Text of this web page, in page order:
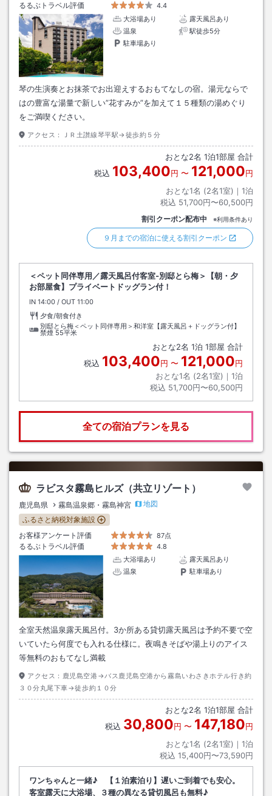
るるぶトラベル評価
4.4
大浴場あり
露天風呂あり
温泉
駅徒歩5分
駐車場あり
琴の生演奏とお抹茶でお出迎えするおもてなしの宿。湯元ならで
はの豊富な湯量で新しい”花すみか”を加えて１５種類の湯めぐり
をご満喫ください。
アクセス： ＪＲ土讃線琴平駅→徒歩約５分
おとな2名 1泊1部屋 合計
税込 103,400円 〜 121,000円
おとな1名 (2名1室)｜ 1泊
税込 51,700円〜60,500円
割引クーポン配布中 ※利用条件あり
９月までの宿泊に使える割引クーポン
＜ペット同伴専用／露天風呂付客室‐別邸とら梅＞【朝・夕
お部屋食】プライベートドッグラン付！
IN チェックイン
14:00 / OUT チェックアウト
11:00
夕食/朝食付き
別邸とら梅＜ペット同伴専用＞和洋室【露天風呂＋ドッグラン付】
禁煙 55平米
おとな2名 1泊 1部屋 合計
税込 103,400円 〜 121,000円
おとな1名 (2名1室)｜ 1泊
税込 51,700円〜60,500円
全ての宿泊プランを見る
ラビスタ霧島ヒルズ（共立リゾート）
鹿児島県 霧島温泉郷・霧島神宮
地図
ふるさと納税対象施設
お客様アンケート評価
87点
るるぶトラベル評価
4.8
大浴場あり
露天風呂あり
温泉
駐車場あり
全室天然温泉露天風呂付。3か所ある貸切露天風呂は予約不要で空
いていたら何度でも入れる仕様に。夜鳴きそばや湯上りのアイス
等無料のおもてなし満載
アクセス： 鹿児島空港→バス鹿児島空港から霧島いわさきホテル行き約
３０分丸尾下車→徒歩約１０分
おとな2名 1泊1部屋 合計
税込 30,800円 〜 147,180円
おとな1名 (2名1室)｜ 1泊
税込 15,400円〜73,590円
ワンちゃんと一緒♪ 【１泊素泊り】遅いご到着でも安心。
客室露天に大浴場、３種の異なる貸切風呂も無料♪